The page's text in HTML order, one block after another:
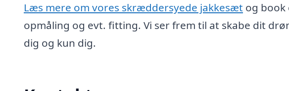
Læs mere om vores skræddersyede jakkesæt og book
opmåling og evt. fitting. Vi ser frem til at skabe dit
dig og kun dig.